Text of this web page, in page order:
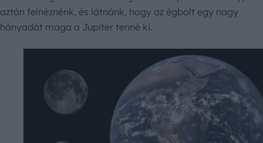
aztán felnéznénk, és látnánk, hogy az égbolt egy nagy
hányadát maga a Jupiter tenné ki.